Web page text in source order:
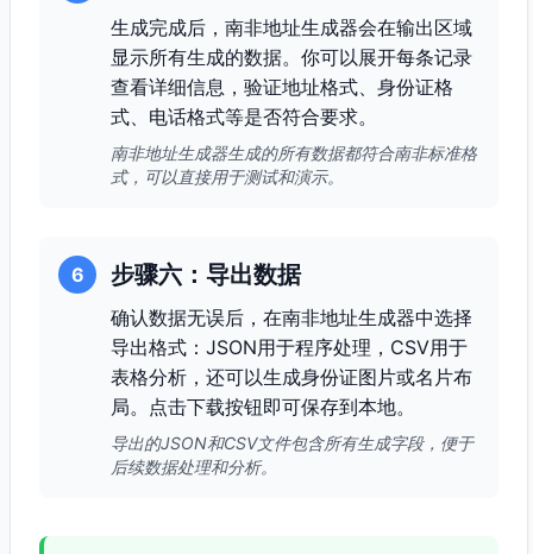
生成完成后，南非地址生成器会在输出区域
显示所有生成的数据。你可以展开每条记录
查看详细信息，验证地址格式、身份证格
式、电话格式等是否符合要求。
南非地址生成器生成的所有数据都符合南非标准格
式，可以直接用于测试和演示。
6 步骤六：导出数据
确认数据无误后，在南非地址生成器中选择
导出格式：JSON用于程序处理，CSV用于
表格分析，还可以生成身份证图片或名片布
局。点击下载按钮即可保存到本地。
导出的JSON和CSV文件包含所有生成字段，便于
后续数据处理和分析。